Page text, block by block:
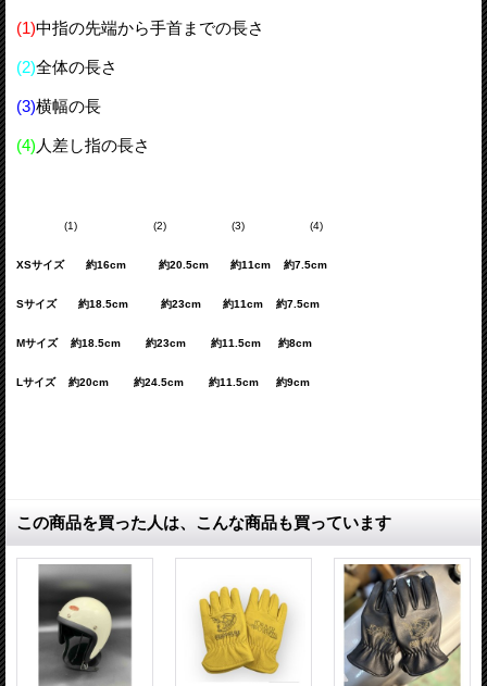
(1)中指の先端から手首までの長さ
(2)全体の長さ
(3)横幅の長
(4) 人差し指の長さ
(1) (2) (3) (4)
XSサイズ 約16cm 約20.5cm 約11cm 約7.5cm
Sサイズ 約18.5cm 約23cm 約11cm 約7.5cm
Mサイズ 約18.5cm 約23cm 約11.5cm 約8cm
Lサイズ 約20cm 約24.5cm 約11.5cm 約9cm
この商品を買った人は、こんな商品も買っています